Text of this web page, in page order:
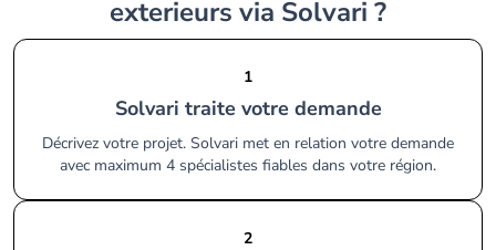
exterieurs via Solvari ?
1
Solvari traite votre demande
Décrivez votre projet. Solvari met en relation votre demande
avec maximum 4 spécialistes fiables dans votre région.
2